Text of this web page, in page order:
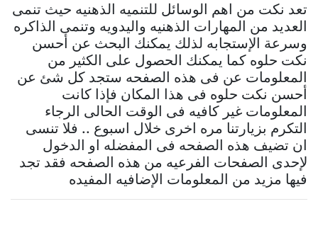
تعد نكت من اهم الوسائل للتنميه الذهنيه حيث تنمى
العديد من المهارات الذهنيه واليدويه وتنمى الذاكره
وسرعة الإستجابه لذلك يمكنك البحث عن أحسن
نكت حلوه كما يمكنك الحصول على الكثير من
المعلومات عن فى هذه الصفحه ستجد كل شئ عن
أحسن نكت حلوه فى هذا المكان فإذا كانت
المعلومات غير كافيه فى الوقت الحالى الرجاء
التكرم بزيارتنا مره اخرى خلال اسبوع .. فلا تنسى
ان تضيف هذه الصفحه فى المفضله او الدخول
لإحدى الصفحات الفرعيه من هذه الصفحه فقد تجد
فيها مزيد من المعلومات الإضافيه المفيده